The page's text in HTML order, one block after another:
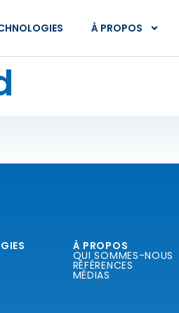
À PROPOS
À PROPOS
QUI SOMMES-NOUS
RÉFÉRENCES
MÉDIAS